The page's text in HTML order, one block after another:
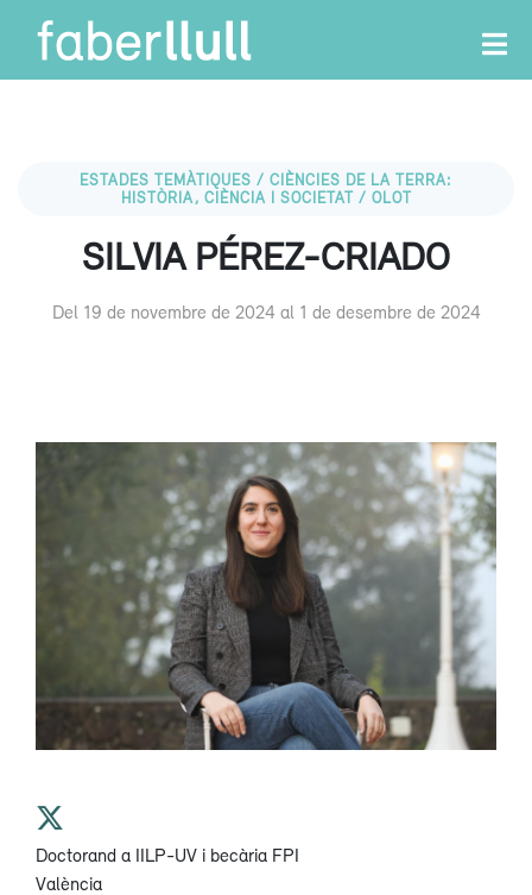
ESTADES TEMÀTIQUES / CIÈNCIES DE LA TERRA:
HISTÒRIA, CIÈNCIA I SOCIETAT / OLOT
SILVIA PÉREZ-CRIADO
Del 19 de novembre de 2024 al 1 de desembre de 2024
Doctorand a IILP-UV i becària FPI
València